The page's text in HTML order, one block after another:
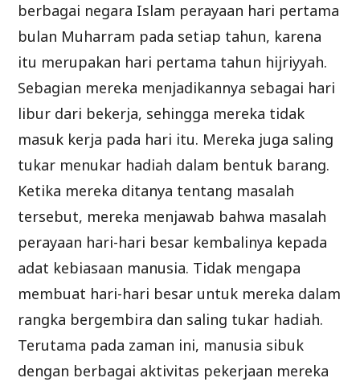
berbagai negara Islam perayaan hari pertama
bulan Muharram pada setiap tahun, karena
itu merupakan hari pertama tahun hijriyyah.
Sebagian mereka menjadikannya sebagai hari
libur dari bekerja, sehingga mereka tidak
masuk kerja pada hari itu. Mereka juga saling
tukar menukar hadiah dalam bentuk barang.
Ketika mereka ditanya tentang masalah
tersebut, mereka menjawab bahwa masalah
perayaan hari-hari besar kembalinya kepada
adat kebiasaan manusia. Tidak mengapa
membuat hari-hari besar untuk mereka dalam
rangka bergembira dan saling tukar hadiah.
Terutama pada zaman ini, manusia sibuk
dengan berbagai aktivitas pekerjaan mereka